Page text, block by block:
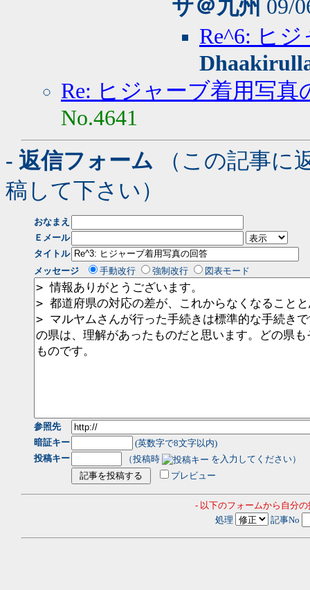
サ＠九州 09/
Re^6: ヒ
Re: ヒジャーブ着用写真
No.4641
- 返信フォーム （この記事に
稿して下さい）
おなまえ
Ｅメール
タイトル
メッセージ
手動改行 強制改行 図表モード
参照先
暗証キー
(英数字で8文字以内)
投稿キー
（投稿時
を入力してください）
プレビュー
- 以下のフォームから自分
処理
記事No